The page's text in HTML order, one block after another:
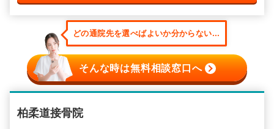
どの通院先を選べばよいか分からない...
そんな時は無料相談窓口へ
柏柔道接骨院